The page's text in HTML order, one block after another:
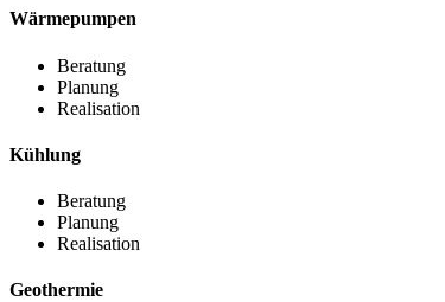
Wärmepumpen
Beratung
Planung
Realisation
Kühlung
Beratung
Planung
Realisation
Geothermie